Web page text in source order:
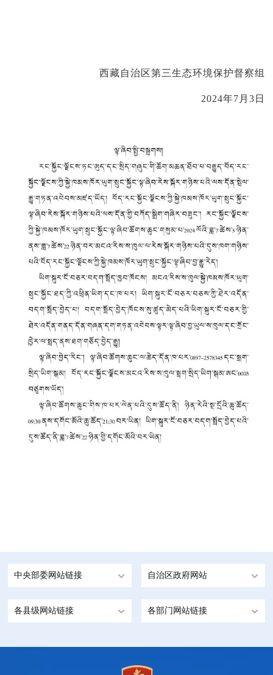
西藏自治区第三生态环境保护督察组
2024年7月3日
中央部委网站链接 自治区政府网站
各县级网站链接 各部门网站链接